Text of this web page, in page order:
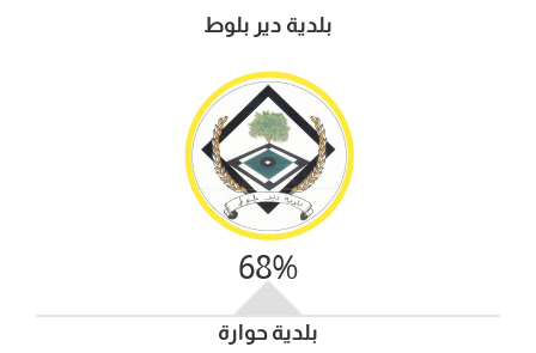
بلدية دير بلوط
68%
بلدية حوارة